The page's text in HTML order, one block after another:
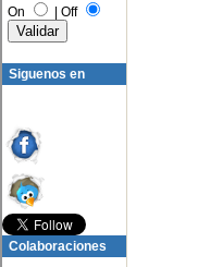
On
| Off
Siguenos en
Colaboraciones